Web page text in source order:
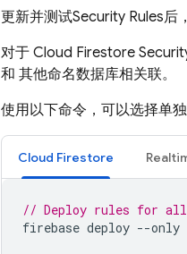
更新并测试Security Rules后
对于 Cloud Firestore
和 其他命名数据库相关联。
使用以下命令，可以选择单
Cloud Firestore
// Deploy rules for all
firebase deploy --only